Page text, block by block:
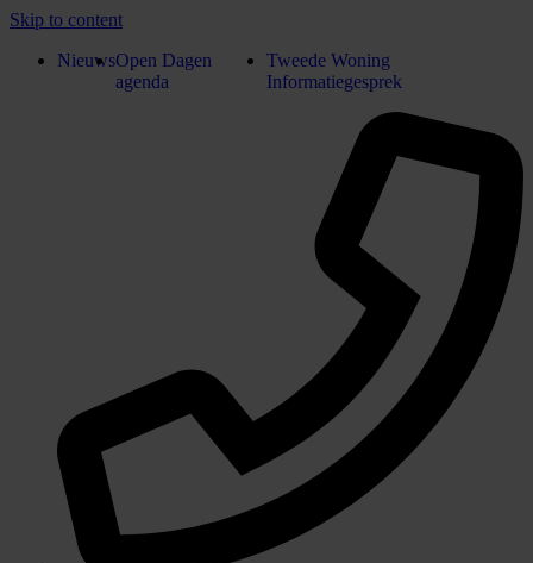
Skip to content
NieuwsOpen Dagen
agenda
Tweede Woning
Informatiegesprek